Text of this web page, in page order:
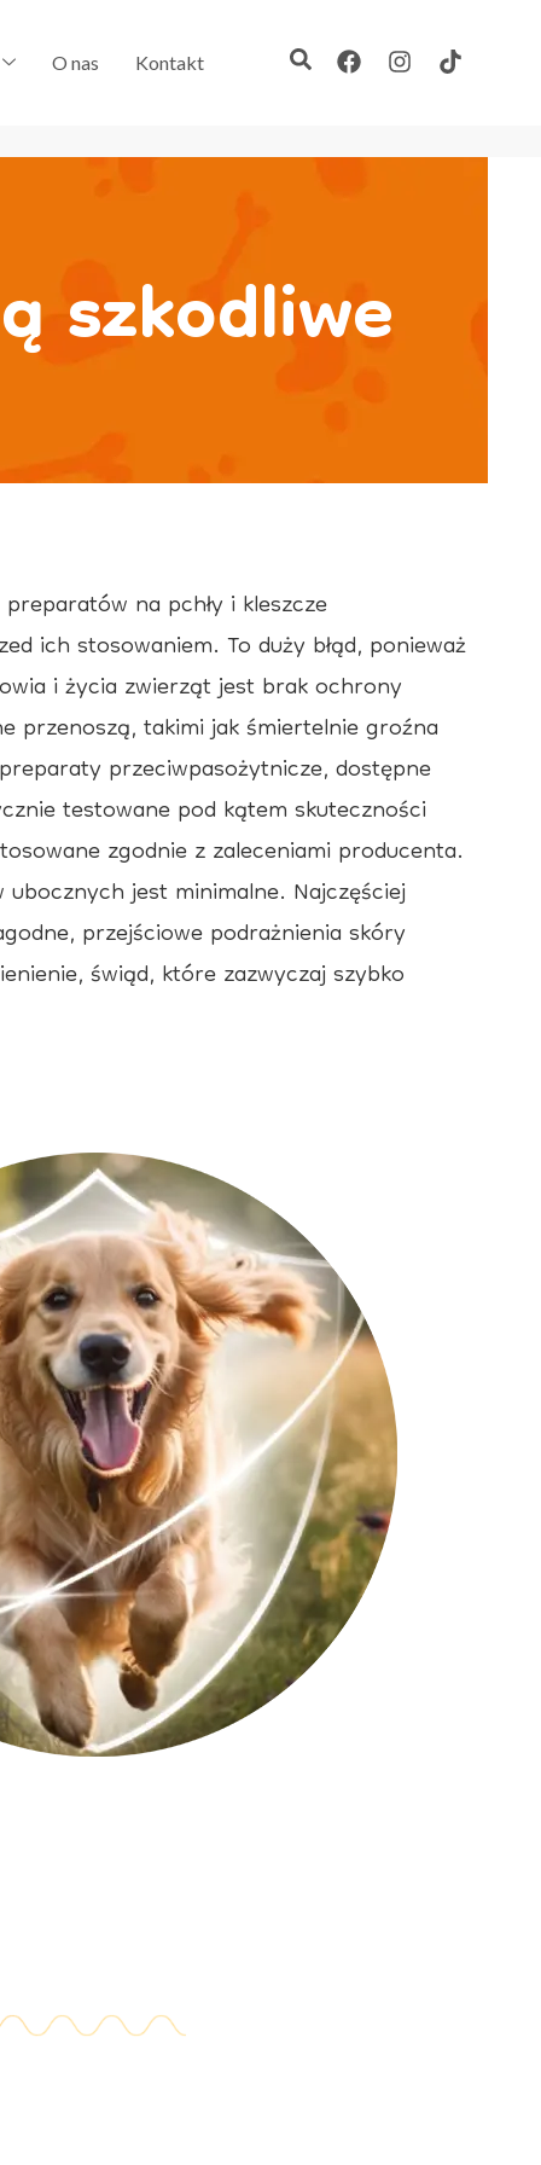
O nas Kontakt
szkodliwe
na pchły i kleszcze
ich stosowaniem. To duży błąd, ponieważ
i życia zwierząt jest brak ochrony
takimi jak śmiertelnie groźna
przeciwpasożytnicze, dostępne
testowane pod kątem skuteczności
zgodnie z zaleceniami producenta.
jest minimalne. Najczęściej
przejściowe podrażnienia skóry
świąd, które zazwyczaj szybko